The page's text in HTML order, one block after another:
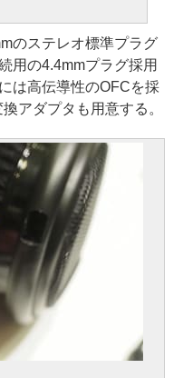
のステレオ標準プラグ
用の4.4mmプラグ採用
は高伝導性のOFCを採
アダプタも用意する。